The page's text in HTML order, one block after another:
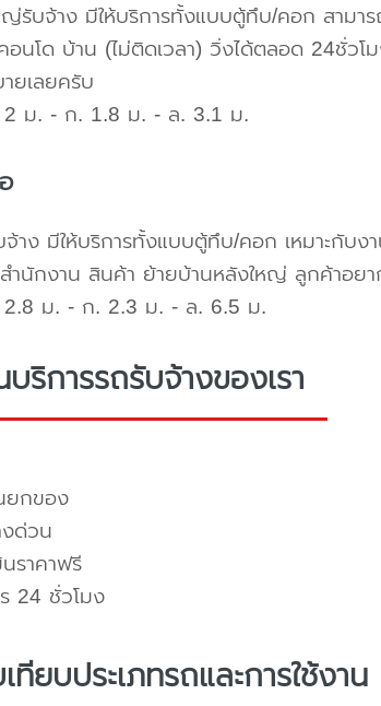
รับจ้าง มีให้บริการทั้งแบบตู้ทึบ/คอก สามาร
นโด บ้าน (ไม่ติดเวลา) วิ่งได้ตลอด 24ชั่วโ
ยเลยครับ
ม. - ก. 1.8 ม. - ล. 3.1 ม.
าง มีให้บริการทั้งแบบตู้ทึบ/คอก เหมาะกับ
นักงาน สินค้า ย้ายบ้านหลังใหญ่ ลูกค้าอยา
ม. - ก. 2.3 ม. - ล. 6.5 ม.
ริการรถรับจ้างของเรา
กของ
ด่วน
นราคาฟรี
24 ชั่วโมง
ทียบประเภทรถและการใช้งาน